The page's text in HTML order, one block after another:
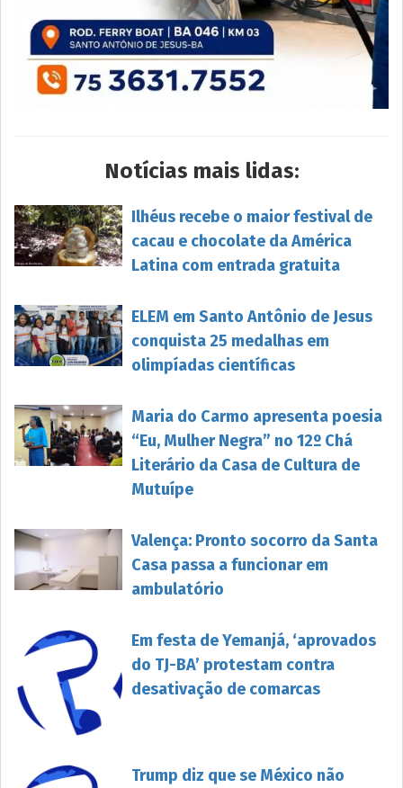
Notícias mais lidas:
Ilhéus recebe o maior festival de
cacau e chocolate da América
Latina com entrada gratuita
ELEM em Santo Antônio de Jesus
conquista 25 medalhas em
olimpíadas científicas
Maria do Carmo apresenta poesia
“Eu, Mulher Negra” no 12º Chá
Literário da Casa de Cultura de
Mutuípe
Valença: Pronto socorro da Santa
Casa passa a funcionar em
ambulatório
Em festa de Yemanjá, ‘aprovados
do TJ-BA’ protestam contra
desativação de comarcas
Trump diz que se México não